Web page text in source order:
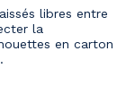
libres entre
la
en carton